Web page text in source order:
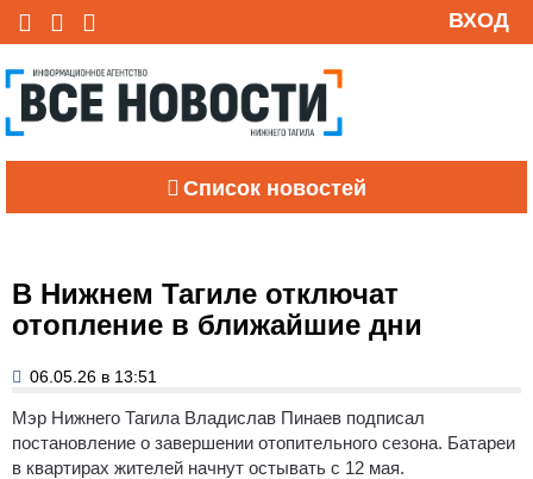
ВХОД
Список новостей
В Нижнем Тагиле отключат
отопление в ближайшие дни
06.05.26 в 13:51
Мэр Нижнего Тагила Владислав Пинаев подписал
постановление о завершении отопительного сезона. Батареи
в квартирах жителей начнут остывать с 12 мая.